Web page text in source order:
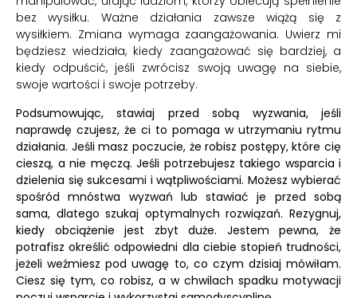
bez wysiłku. Ważne działania zawsze wiążą się z
wysiłkiem. Zmiana wymaga zaangażowania. Uwierz mi
będziesz wiedziała, kiedy zaangażować się bardziej, a
kiedy odpuścić, jeśli zwrócisz swoją uwagę na siebie,
swoje wartości i swoje potrzeby.
Podsumowując, stawiaj przed sobą wyzwania, jeśli
naprawdę czujesz, że ci to pomaga w utrzymaniu rytmu
działania. Jeśli masz poczucie, że robisz postępy, które cię
cieszą, a nie męczą. Jeśli potrzebujesz takiego wsparcia i
dzielenia się sukcesami i wątpliwościami. Możesz wybierać
spośród mnóstwa wyzwań lub stawiać je przed sobą
sama, dlatego szukaj optymalnych rozwiązań. Rezygnuj,
kiedy obciążenie jest zbyt duże. Jestem pewna, że
potrafisz określić odpowiedni dla ciebie stopień trudności,
jeżeli weźmiesz pod uwagę to, co czym dzisiaj mówiłam.
Ciesz się tym, co robisz, a w chwilach spadku motywacji